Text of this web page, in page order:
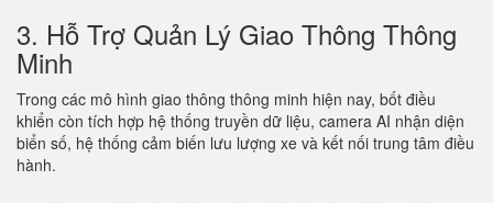
3. Hỗ Trợ Quản Lý Giao Thông Thông
Minh
Trong các mô hình giao thông thông minh hiện nay, bốt điều
khiển còn tích hợp hệ thống truyền dữ liệu, camera AI nhận diện
biển số, hệ thống cảm biến lưu lượng xe và kết nối trung tâm điều
hành.